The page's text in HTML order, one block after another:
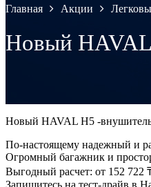
Главная Акции
Новый
Новый HAVAL H5 -
По-настоящему надежный и
Огромный багажник и
Выгодный расчет: от 152 722
Запишитесь на тест-драйв в